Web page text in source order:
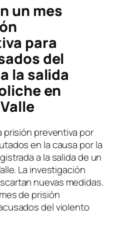
un mes
para
del
la salida
en
prisión preventiva por
en la causa por la
a la salida de un
La investigación
nuevas medidas.
de prisión
del violento